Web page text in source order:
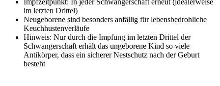
Impfzeitpunkt: In jeder Schwangerschaft erneut (idealerweise
im letzten Drittel)
Neugeborene sind besonders anfällig für lebensbedrohliche
Keuchhustenverläufe
Hinweis: Nur durch die Impfung im letzten Drittel der
Schwangerschaft erhält das ungeborene Kind so viele
Antikörper, dass ein sicherer Nestschutz nach der Geburt
besteht